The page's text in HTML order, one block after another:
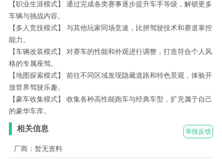
【职业生涯模式】 通过完成各类赛事逐步提升车手等级，解锁更多
车辆与挑战内容。
【多人竞技模式】 与其他玩家同场竞速，比拼驾驶技术和赛道掌控
能力。
【车辆改装模式】 对赛车的性能和外观进行调整，打造符合个人风
格的专属座驾。
【地图探索模式】 前往不同区域发现隐藏道路和特色景观，体验开
放世界驾驶乐趣。
【豪车收集模式】 收集各种高性能跑车与经典车型，扩充属于自己
的豪华车库。
举报反馈
相关信息
厂商：暂无资料